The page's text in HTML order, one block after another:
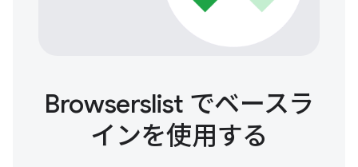
Browserslist でベースラ
インを使用する